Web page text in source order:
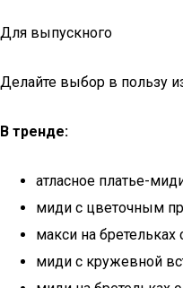
Для выпускного
Делайте выбор в пользу
В тренде:
атласное платье-
миди с цветочным
макси на
миди с кружевной